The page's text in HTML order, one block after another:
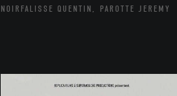
NOIRFALISSE QUENTIN, PAROTTE JEREMY